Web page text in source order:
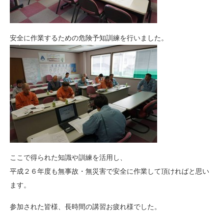
安全に作業するための危険予知訓練を行いました。
ここで得られた知識や訓練を活用し、
平成２６年度も無事故・無災害で安全に作業して頂ければと思い
ます。
参加された皆様、長時間の講習お疲れ様でした。